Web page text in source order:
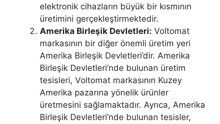
elektronik cihazların büyük bir kısmının
üretimini gerçekleştirmektedir.
Amerika Birleşik Devletleri: Voltomat
markasının bir diğer önemli üretim yeri
Amerika Birleşik Devletleri’dir. Amerika
Birleşik Devletleri’nde bulunan üretim
tesisleri, Voltomat markasının Kuzey
Amerika pazarına yönelik ürünler
üretmesini sağlamaktadır. Ayrıca, Amerika
Birleşik Devletleri’nde bulunan tesisler,